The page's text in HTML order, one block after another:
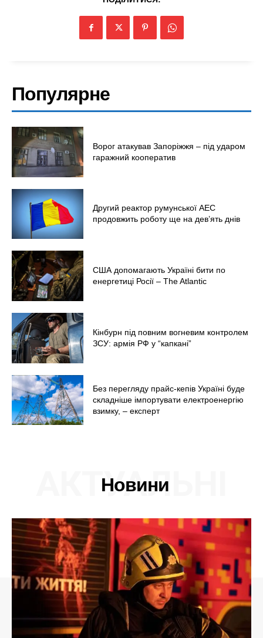
Меню
Україна
Економіка
Політика
Світ
Технології
Війна
Популярне
Ворог атакував Запоріжжя – під ударом
гаражний кооператив
Другий реактор румунської АЕС
продовжить роботу ще на дев’ять днів
США допомагають Україні бити по
енергетиці Росії – The Atlantic
Кінбурн під повним вогневим контролем
ЗСУ: армія РФ у “капкані”
Без перегляду прайс-кепів Україні буде
складніше імпортувати електроенергію
взимку, – експерт
Новини
АКТУАЛЬНІ